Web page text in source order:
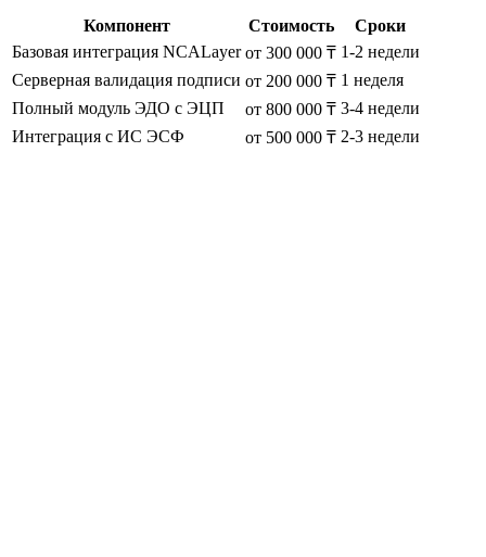
Компонент Стоимость
Сроки
Базовая интеграция NCALayer от 300 000 ₸ 1-2 недели
Серверная валидация подписи от 200 000 ₸ 1 неделя
Полный модуль ЭДО с ЭЦП
от 800 000 ₸ 3-4 недели
Интеграция с ИС ЭСФ
от 500 000 ₸ 2-3 недели